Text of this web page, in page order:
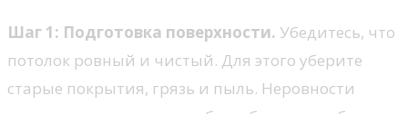
Шаг 1: Подготовка поверхности. Убедитесь, что
потолок ровный и чистый. Для этого уберите
старые покрытия, грязь и пыль. Неровности